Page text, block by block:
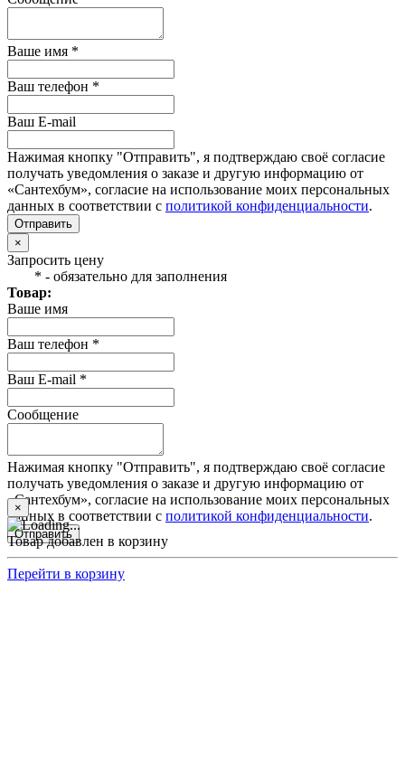
Ваше имя *
Ваш телефон *
Ваш E-mail
Нажимая кнопку "Отправить", я подтверждаю своё согласие
получать уведомления о заказе и другую информацию от
«Сантехбум», согласие на использование моих персональных
данных в соответствии с политикой конфиденциальности.
Отправить
×
Запросить цену
* - обязательно для заполнения
Товар:
Ваше имя
Ваш телефон *
Ваш E-mail *
Сообщение
Нажимая кнопку "Отправить", я подтверждаю своё согласие
получать уведомления о заказе и другую информацию от
«Сантехбум», согласие на использование моих персональных
данных в соответствии с политикой конфиденциальности.
Отправить
×
Товар добавлен в корзину
Перейти в корзину